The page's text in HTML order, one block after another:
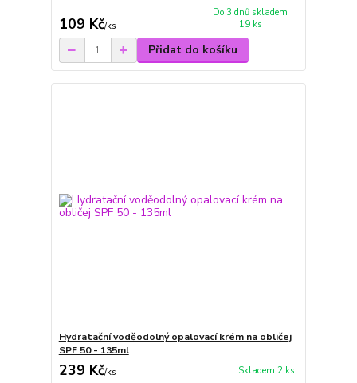
109 Kč/ks
Do 3 dnů skladem
19 ks
Přidat do košíku
Hydratační voděodolný opalovací krém na obličej
SPF 50 - 135ml
239 Kč/ks Skladem 2 ks